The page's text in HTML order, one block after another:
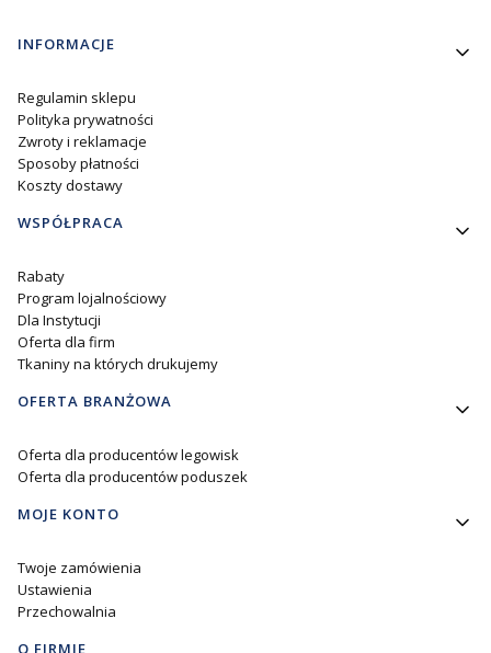
Linki w stopce
INFORMACJE
Regulamin sklepu
Polityka prywatności
Zwroty i reklamacje
Sposoby płatności
Koszty dostawy
WSPÓŁPRACA
Rabaty
Program lojalnościowy
Dla Instytucji
Oferta dla firm
Tkaniny na których drukujemy
OFERTA BRANŻOWA
Oferta dla producentów legowisk
Oferta dla producentów poduszek
MOJE KONTO
Twoje zamówienia
Ustawienia
Przechowalnia